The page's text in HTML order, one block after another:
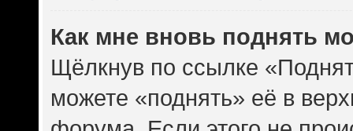
Как мне вновь поднять
Щёлкнув по ссылке
можете «поднять» её в